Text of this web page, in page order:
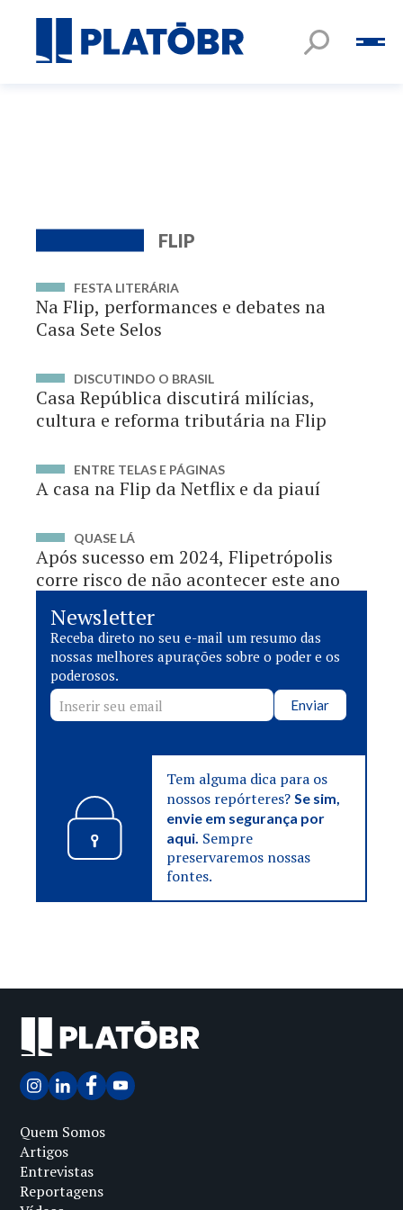
FLIP
FESTA LITERÁRIA
Na Flip, performances e debates na
Casa Sete Selos
DISCUTINDO O BRASIL
Casa República discutirá milícias,
cultura e reforma tributária na Flip
ENTRE TELAS E PÁGINAS
A casa na Flip da Netflix e da piauí
QUASE LÁ
Após sucesso em 2024, Flipetrópolis
corre risco de não acontecer este ano
Newsletter
Receba direto no seu e-mail um resumo das
nossas melhores apurações sobre o poder e os
poderosos.
Enviar
Tem alguma dica para os
nossos repórteres?Se sim,
envie em segurança por
aqui. Sempre
preservaremos nossas
fontes.
Quem Somos
Artigos
Entrevistas
Reportagens